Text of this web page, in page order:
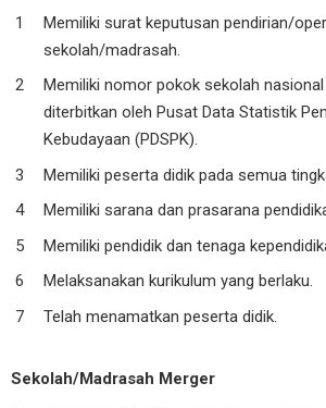
Memiliki surat keputusan pendirian/
sekolah/madrasah.
Memiliki nomor pokok sekolah nasional
diterbitkan oleh Pusat Data Statistik
Kebudayaan (PDSPK).
Memiliki peserta didik pada semua
Memiliki sarana dan prasarana
Memiliki pendidik dan tenaga
Melaksanakan kurikulum yang berlaku.
Telah menamatkan peserta didik.
Sekolah/Madrasah Merger